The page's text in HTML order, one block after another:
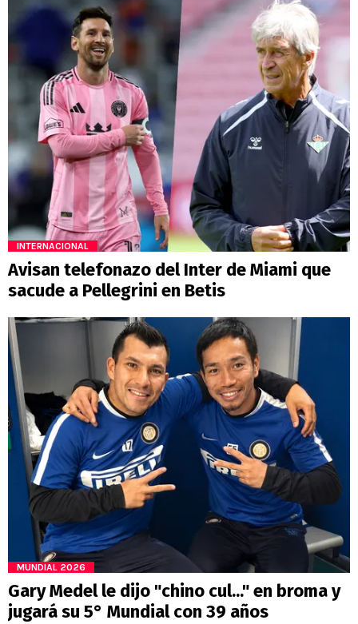
INTERNACIONAL
Avisan telefonazo del Inter de Miami que
sacude a Pellegrini en Betis
MUNDIAL 2026
Gary Medel le dijo "chino cul..." en broma y
jugará su 5° Mundial con 39 años